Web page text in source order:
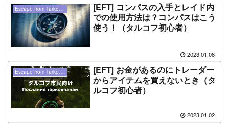
Escape from Tarkov（ タルコフ ）
[EFT] コンパスの入手とレイド内
での使用方法は？コンパスはこう
使う！（タルコフ初心者）
2023.01.08
[EFT] お金があるのにトレーダー
からアイテムを買えないとき（タ
ルコフ初心者）
2023.01.02